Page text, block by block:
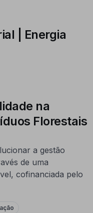
| Energia
na
Florestais
a gestão
de uma
cofinanciada pelo